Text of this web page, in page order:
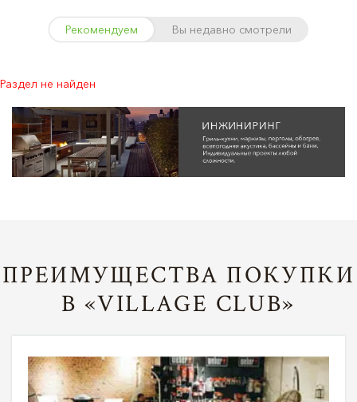
Рекомендуем Вы недавно смотрели
Раздел не найден
ПРЕИМУЩЕСТВА ПОКУПКИ
В «VILLAGE CLUB»